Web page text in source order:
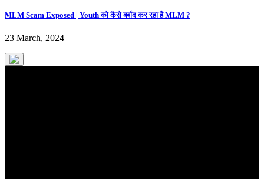
MLM Scam Exposed | Youth को कैसे बर्बाद कर रहा है MLM ?
23 March, 2024